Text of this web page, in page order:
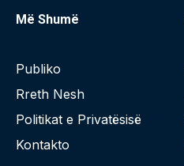
Më Shumë
Publiko
Rreth Nesh
Politikat e Privatësisë
Kontakto